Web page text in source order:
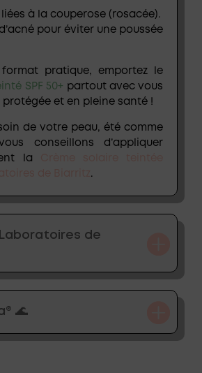
à la couperose (rosacée).
pour éviter une poussée
pratique, emportez le
SPF 50+ partout avec vous
protégée et en pleine santé !
de votre peau, été comme
conseillons d’appliquer
la
.
de
🌊